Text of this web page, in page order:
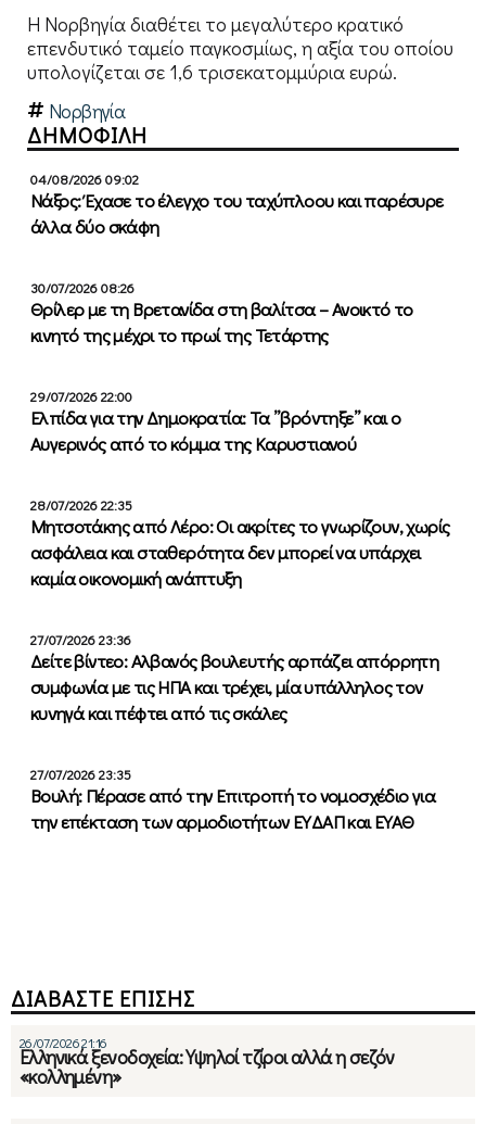
Η Νορβηγία διαθέτει το μεγαλύτερο κρατικό
επενδυτικό ταμείο παγκοσμίως, η αξία του οποίου
υπολογίζεται σε 1,6 τρισεκατομμύρια ευρώ.
Νορβηγία
ΔΗΜΟΦΙΛΗ
04/08/2026 09:02
Νάξος: Έχασε το έλεγχο του ταχύπλοου και παρέσυρε
άλλα δύο σκάφη
30/07/2026 08:26
Θρίλερ με τη Βρετανίδα στη βαλίτσα – Ανοικτό το
κινητό της μέχρι το πρωί της Τετάρτης
29/07/2026 22:00
Ελπίδα για την Δημοκρατία: Τα ”βρόντηξε” και ο
Αυγερινός από το κόμμα της Καρυστιανού
28/07/2026 22:35
Μητσοτάκης από Λέρο: Οι ακρίτες το γνωρίζουν, χωρίς
ασφάλεια και σταθερότητα δεν μπορεί να υπάρχει
καμία οικονομική ανάπτυξη
27/07/2026 23:36
Δείτε βίντεο: Αλβανός βουλευτής αρπάζει απόρρητη
συμφωνία με τις ΗΠΑ και τρέχει, μία υπάλληλος τον
κυνηγά και πέφτει από τις σκάλες
27/07/2026 23:35
Βουλή: Πέρασε από την Επιτροπή το νομοσχέδιο για
την επέκταση των αρμοδιοτήτων ΕΥΔΑΠ και ΕΥΑΘ
ΔΙΑΒΑΣΤΕ ΕΠΙΣΗΣ
26/07/2026 21:16
Ελληνικά ξενοδοχεία: Υψηλοί τζίροι αλλά η σεζόν
«κολλημένη»